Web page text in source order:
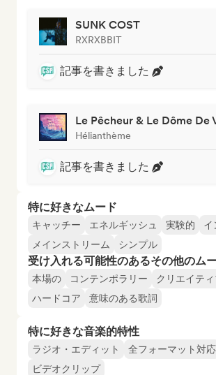
SUNK COST
RXRXBBIT
記事を書きました
Le Pêcheur & Le Dôme De
Hélianthème
記事を書きました
特に好きなムード
キャッチー エネルギッシュ 実験的
イ
メインストリーム
シンプル
受け入れる可能性のあるその他のム
本場の コンテンポラリー クリエイテ
ハードコア
意味のある歌詞
特に好きな音楽的特性
ラジオ・エディット
全フォーマット対応
ビデオクリップ